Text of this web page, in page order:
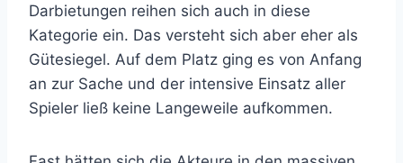
Darbietungen reihen sich auch in diese
Kategorie ein. Das versteht sich aber eher als
Gütesiegel. Auf dem Platz ging es von Anfang
an zur Sache und der intensive Einsatz aller
Spieler ließ keine Langeweile aufkommen.